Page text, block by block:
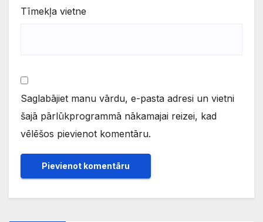
Tīmekļa vietne
Saglabājiet manu vārdu, e-pasta adresi un vietni
šajā pārlūkprogrammā nākamajai reizei, kad
vēlēšos pievienot komentāru.